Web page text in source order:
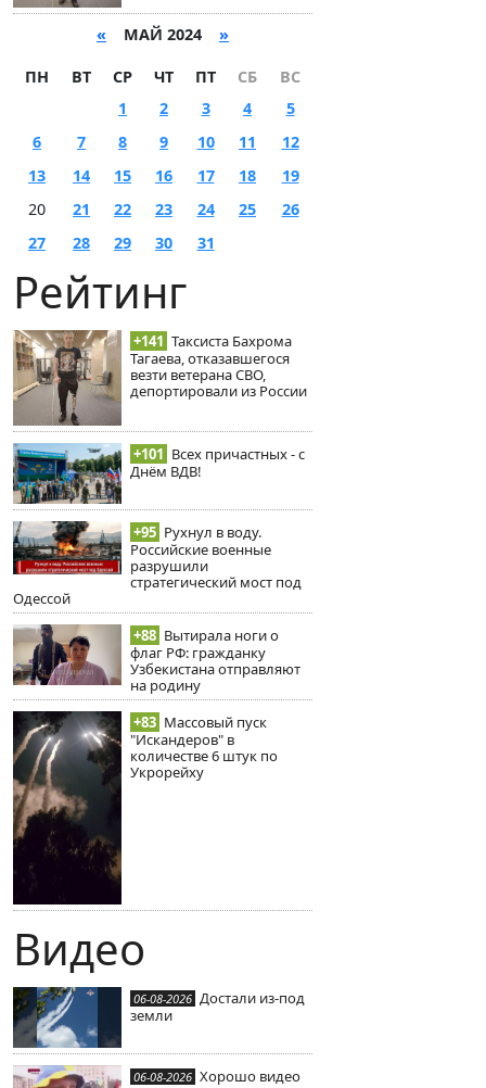
« МАЙ 2024 »
ПН ВТ СР ЧТ ПТ СБ
ВС
1
2 3 4
5
6
7 8 9 10 11
12
13
14 15 16 17 18
19
20
21 22 23 24 25
26
27
28 29 30 31
Рейтинг
+141 Таксиста Бахрома
Тагаева, отказавшегося
везти ветерана СВО,
депортировали из России
+101 Всех причастных - с
Днём ВДВ!
+95 Рухнул в воду.
Российские военные
разрушили
стратегический мост под
Одессой
+88 Вытирала ноги о
флаг РФ: гражданку
Узбекистана отправляют
на родину
+83 Массовый пуск
"Искандеров" в
количестве 6 штук по
Укрорейху
Видео
06-08-2026 Достали из-под
земли
06-08-2026 Хорошо видео